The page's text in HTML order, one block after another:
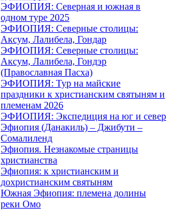
ЭФИОПИЯ: Северная и южная в
одном туре 2025
ЭФИОПИЯ: Северные столицы:
Аксум, Лалибела, Гондар
ЭФИОПИЯ: Северные столицы:
Аксум, Лалибела, Гондэр
(Православная Пасха)
ЭФИОПИЯ: Тур на майские
праздники к христианским святыням и
племенам 2026
ЭФИОПИЯ: Экспедиция на юг и север
Эфиопия (Данакиль) – Джибути –
Cомалиленд
Эфиопия. Незнакомые страницы
христианства
Эфиопия: к христианским и
дохристианским святыням
Южная Эфиопия: племена долины
реки Омо